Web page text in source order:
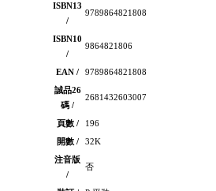
ISBN13
/
9789864821808
ISBN10
/
9864821806
EAN /
9789864821808
誠品26
碼 /
2681432603007
頁數 /
196
開數 /
32K
注音版
/
否